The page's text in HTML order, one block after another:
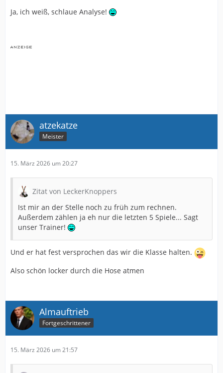
Ja, ich weiß, schlaue Analyse!
atzekatze
Meister
15. März 2026 um 20:27
Zitat von LeckerKnoppers
Ist mir an der Stelle noch zu früh zum rechnen.
Außerdem zählen ja eh nur die letzten 5 Spiele... Sagt
unser Trainer!
Und er hat fest versprochen das wir die Klasse halten.
Also schön locker durch die Hose atmen
Almauftrieb
Fortgeschrittener
15. März 2026 um 21:57